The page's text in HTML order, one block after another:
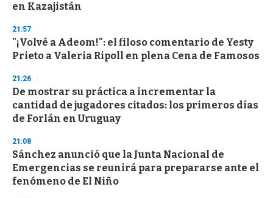
en Kazajistán
21:57
"¡Volvé a Adeom!": el filoso comentario de Yesty
Prieto a Valeria Ripoll en plena Cena de Famosos
21:26
De mostrar su práctica a incrementar la
cantidad de jugadores citados: los primeros días
de Forlán en Uruguay
21:08
Sánchez anunció que la Junta Nacional de
Emergencias se reunirá para prepararse ante el
fenómeno de El Niño